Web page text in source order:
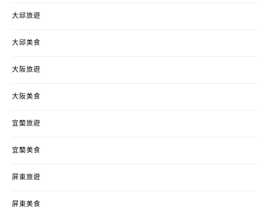
大邱旅遊
大邱美食
大阪旅遊
大阪美食
宜蘭旅遊
宜蘭美食
屏東旅遊
屏東美食